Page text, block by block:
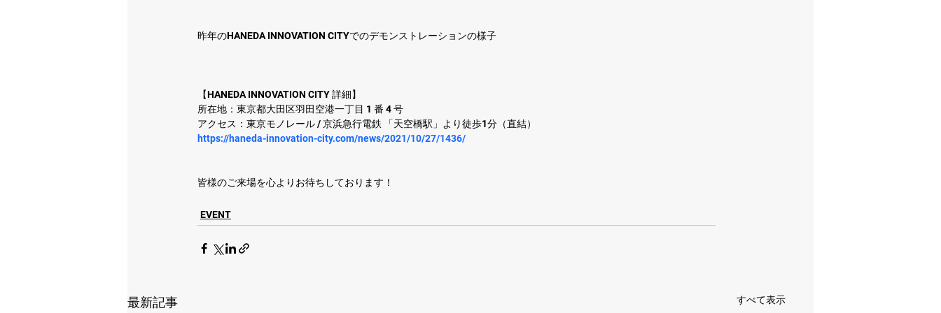
昨年のHANEDA INNOVATION CITYでのデモンストレーションの様子
【HANEDA INNOVATION CITY 詳細】
所在地：東京都大田区羽田空港一丁目 1 番 4 号
アクセス：東京モノレール / 京浜急行電鉄 「天空橋駅」より徒歩1分（直結）
https://haneda-innovation-city.com/news/2021/10/27/1436/
皆様のご来場を心よりお待ちしております！
EVENT
最新記事 すべて表示